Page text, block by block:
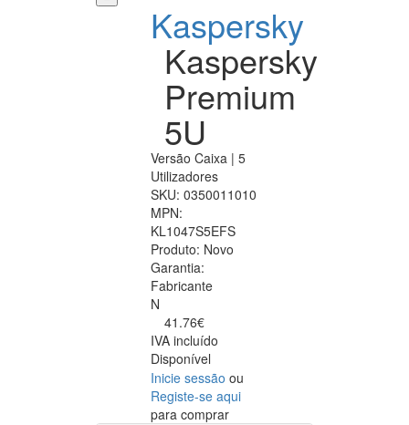
Kaspersky
Kaspersky
Premium
5U
Versão Caixa | 5
Utilizadores
SKU: 0350011010
MPN:
KL1047S5EFS
Produto: Novo
Garantia:
Fabricante
N
41.76€
IVA incluído
Disponível
Inicie sessão ou
Registe-se aqui
para comprar